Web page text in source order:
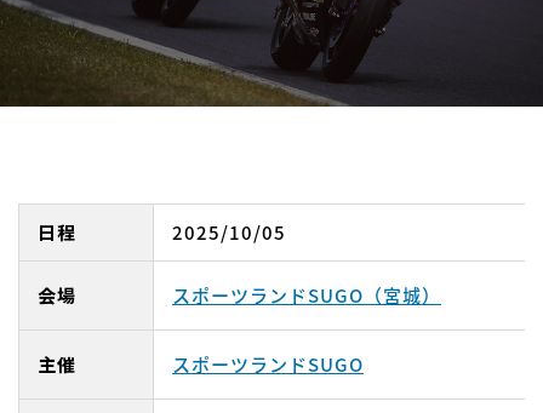
日程 2025/10/05
会場 スポーツランドSUGO（宮城）
主催 スポーツランドSUGO